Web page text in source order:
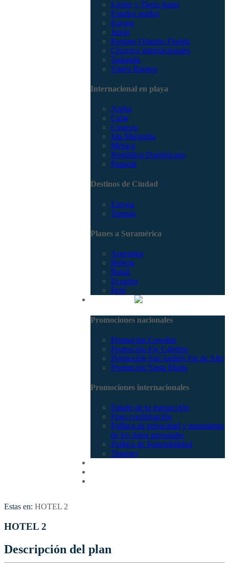
Egipto y Tierra Santa
Estados unidos
Europa
Japón
Parques Orlando Florida
Cruceros internacionales
Tailandia
Viajes Baratos
Internacional en playa
Aruba
Cuba
Curacao
Isla Margarita
México
República Dominicana
Panamá
Destinos de Ciudad
Europa
Turquía
Planes a Suramérica
Argentina
Bolivia
Brasil
Ecuador
Perú
Promociones nacionales
Promocion Coveñas
Promoción Eje Cafetero
Promoción San Andrés Fin de Año
Promoción Santa Marta
Promociones internacionales
Estado de tu transacción
Pago confirmación
Política de privacidad y tratamiento
de los datos personales
Política de Sostenibilidad
Tiquetes
Estas en: HOTEL 2
HOTEL 2
Descripción del plan